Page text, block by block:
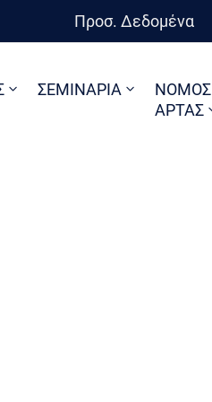
Προσ. Δεδομένα
ΣΕΜΙΝΑΡΙΑ
ΝΟΜΟΣ
ΑΡΤΑΣ